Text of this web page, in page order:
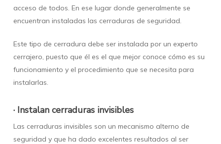
acceso de todos. En ese lugar donde generalmente se
encuentran instaladas las cerraduras de seguridad.
Este tipo de cerradura debe ser instalada por un experto
cerrajero, puesto que él es el que mejor conoce cómo es su
funcionamiento y el procedimiento que se necesita para
instalarlas.
· Instalan cerraduras invisibles
Las cerraduras invisibles son un mecanismo alterno de
seguridad y que ha dado excelentes resultados al ser